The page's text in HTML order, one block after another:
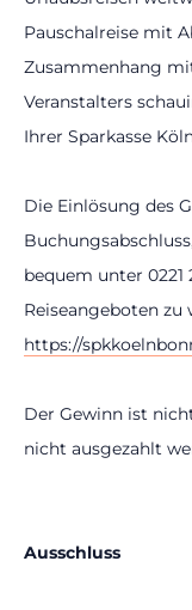
Pauschalreise mit
Zusammenhang
Veranstalters
Ihrer Sparkasse
Die Einlösung des
bequem unter 0221
Reiseangeboten
https://
Der Gewinn ist
nicht ausgezahlt
Ausschluss